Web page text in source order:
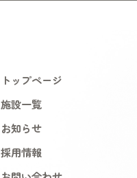
トップページ
施設一覧
お知らせ
採用情報